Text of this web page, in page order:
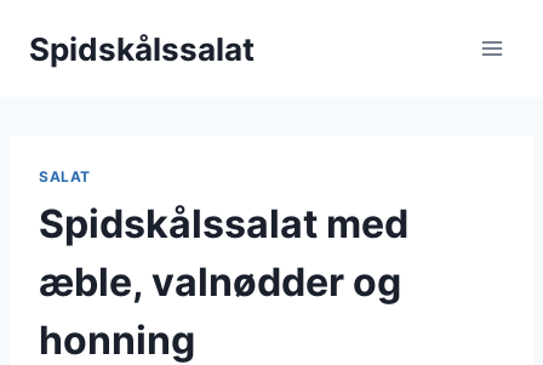
Spidskålssalat
SALAT
Spidskålssalat med
æble, valnødder og
honning